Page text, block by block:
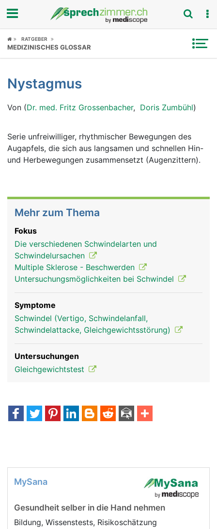
Fokus
Symptome
Untersuchungen
News
Ratgeber
RATGEBER
MEDIZINISCHES GLOSSAR
Nystagmus
Von (Dr. med. Fritz Grossenbacher, Doris Zumbühl)
Serie unfreiwilliger, rhythmischer Bewegungen des
Augapfels, die sich aus langsamen und schnellen Hin-
und Herbewegungen zusammensetzt (Augenzittern).
Mehr zum Thema
Fokus
Die verschiedenen Schwindelarten und
Schwindelursachen
Multiple Sklerose - Beschwerden
Untersuchungsmöglichkeiten bei Schwindel
Symptome
Schwindel (Vertigo, Schwindelanfall,
Schwindelattacke, Gleichgewichtsstörung)
Untersuchungen
Gleichgewichtstest
MySana
Gesundheit selber in die Hand nehmen
Bildung, Wissenstests, Risikoschätzung